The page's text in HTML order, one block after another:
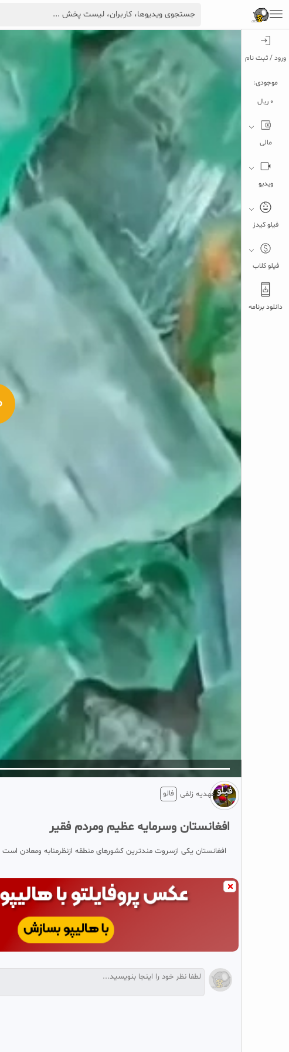
ورود / ثبت نام
موجودی:
0 ریال
مالی
ویدیو
فیلو کیدز
فیلو کلاب
دانلود برنامه
عهدیه زلفی فالو
افغانستان وسرمایه عظیم ومردم فقیر
افغانستان یکی ازسروت مندترین کشورهای منطقه ازنظرمنابه ومعادن است